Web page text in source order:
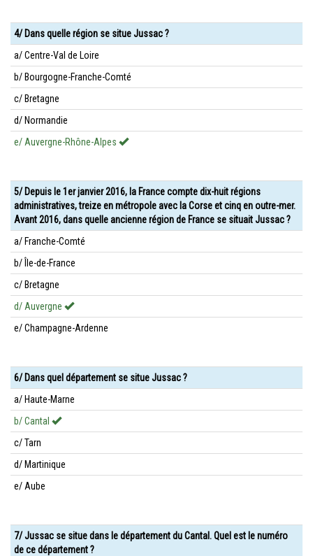
4/ Dans quelle région se situe Jussac ?
a/ Centre-Val de Loire
b/ Bourgogne-Franche-Comté
c/ Bretagne
d/ Normandie
e/ Auvergne-Rhône-Alpes
5/ Depuis le 1er janvier 2016, la France compte dix-huit régions
administratives, treize en métropole avec la Corse et cinq en outre-mer.
Avant 2016, dans quelle ancienne région de France se situait Jussac ?
a/ Franche-Comté
b/ Île-de-France
c/ Bretagne
d/ Auvergne
e/ Champagne-Ardenne
6/ Dans quel département se situe Jussac ?
a/ Haute-Marne
b/ Cantal
c/ Tarn
d/ Martinique
e/ Aube
7/ Jussac se situe dans le département du Cantal. Quel est le numéro
de ce département ?